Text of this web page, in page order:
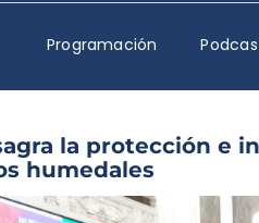
Programación
la protección e
humedales